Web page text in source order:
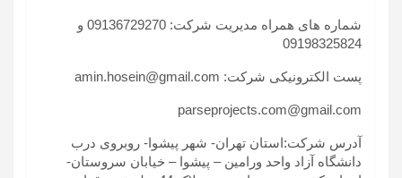
شماره های همراه مدیریت شرکت: 09136729270 و
09198325824
پست الکترونیکی شرکت: amin.hosein@gmail.com
parseprojects.com@gmail.com
آدرس شرکت:استان تهران- شهر پیشوا- روبروی درب
دانشگاه آزاد واحد ورامین – پیشوا – خیابان سروستان-